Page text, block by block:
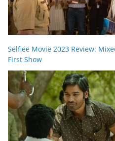
Selfiee Movie 2023 Review:
First Show